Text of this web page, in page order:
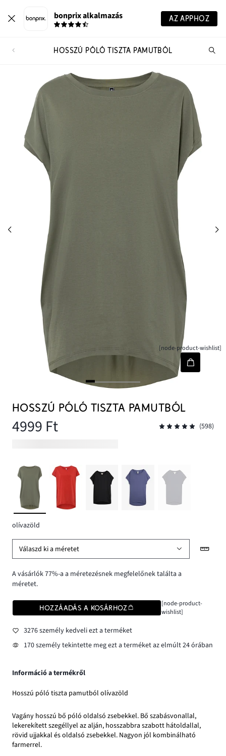
bonprix alkalmazás AZ APPHOZ
HOSSZÚ PÓLÓ TISZTA PAMUTBÓL
[node-product-wishlist]
HOSSZÚ PÓLÓ TISZTA PAMUTBÓL
4999 Ft (598)
olívazöld
Válaszd ki a méretet
A vásárlók 77%-a a méretezésnek megfelelőnek találta a
méretet.
HOZZÁADÁS A KOSÁRHOZ
[node-product-
wishlist]
3276 személy kedveli ezt a terméket
170 személy tekintette meg ezt a terméket az elmúlt 24 órában
Információ a termékről
Hosszú póló tiszta pamutból olívazöld
Vagány hosszú bő póló oldalsó zsebekkel. Bő szabásvonallal,
lekerekített szegéllyel az alján, hosszabbra szabott hátoldallal,
rövid ujjakkal és oldalsó zsebekkel. Nagyon jól kombinálható
farmerrel.